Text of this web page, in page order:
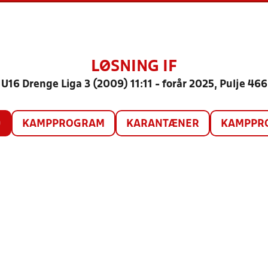
LØSNING IF
U16 Drenge Liga 3 (2009) 11:11 - forår 2025, Pulje 466
KAMPPROGRAM KARANTÆNER